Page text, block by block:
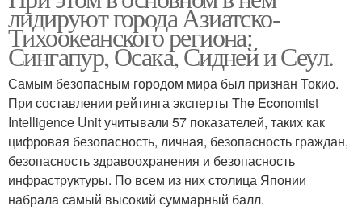
лидируют города Азиатско-
Тихоокеанского региона:
Сингапур, Осака, Сидней и Сеул.
Самым безопасным городом мира был признан Токио.
При составлении рейтинга эксперты The Economist
Intelligence Unit учитывали 57 показателей, таких как
цифровая безопасность, личная, безопасность граждан,
безопасность здравоохранения и безопасность
инфраструктуры. По всем из них столица Японии
набрала самый высокий суммарный балл.